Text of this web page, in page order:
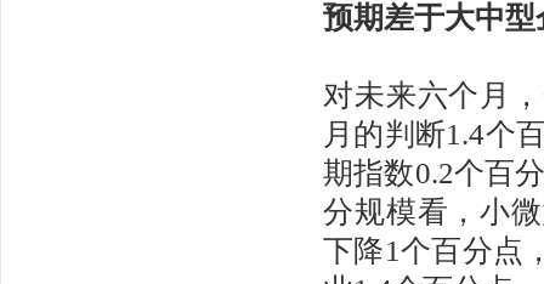
预期差于大中型
对未来六个月
月的判断1.4个
期指数0.2个百
分规模看，小
下降1个百分点